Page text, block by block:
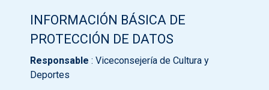
INFORMACIÓN BÁSICA DE
PROTECCIÓN DE DATOS
Responsable : Viceconsejería de Cultura y
Deportes